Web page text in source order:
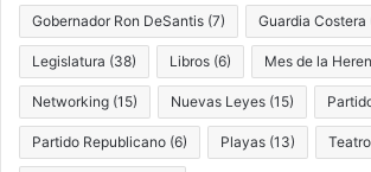
Gobernador Ron DeSantis (7) Guardia Costera
Legislatura (38) Libros (6) Mes de la
Networking (15) Nuevas Leyes (15)
Partido Republicano (6) Playas (13) Teatro